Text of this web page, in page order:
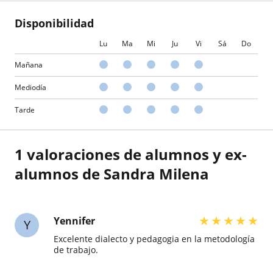
Disponibilidad
Lu Ma Mi Ju Vi Sá Do
Mañana
Mediodía
Tarde
1 valoraciones de alumnos y ex-
alumnos de Sandra Milena
Y Yennifer ★★★★★
Excelente dialecto y pedagogia en la metodología
de trabajo.